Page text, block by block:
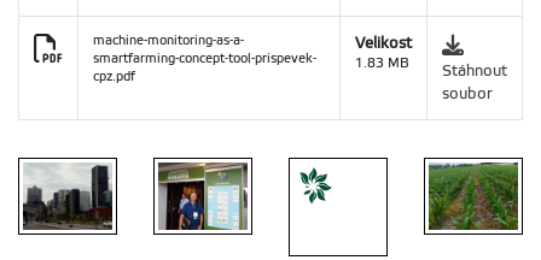
machine-monitoring-as-a-
smartfarming-concept-tool-prispevek-
cpz.pdf
Velikost
1.83 MB
Stáhnout
soubor